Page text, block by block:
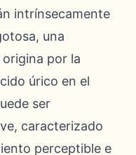
intrínsecamente
una
por la
úrico en el
ser
caracterizado
perceptible e